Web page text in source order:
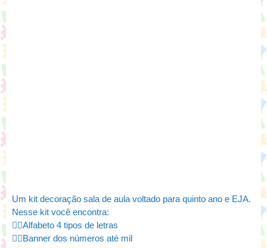
Um kit decoração sala de aula voltado para quinto ano e EJA.
Nesse kit você encontra:
👉🏻Alfabeto 4 tipos de letras
👉🏻Banner dos números até mil